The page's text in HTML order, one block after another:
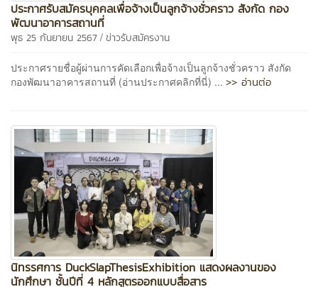
ประกาศรับสมัครบุคคลเพื่อจ้างเป็นลูกจ้างชั่วคราว สังกัด กอง
พัฒนาอาคารสถานที่
พุธ 25 กันยายน 2567 / ข่าวรับสมัครงาน
ประกาศรายชื่อผู้ผ่านการคัดเลือกเพื่อจ้างเป็นลูกจ้างชั่วคราว สังกัด
กองพัฒนาอาคารสถานที่ (อ่านประกาศคลิกที่นี่) ... >> อ่านต่อ
นิทรรศการ DuckSlapThesisExhibition แสดงผลงานของ
นักศึกษา ชั้นปีที่ 4 หลักสูตรออกแบบสื่อสาร